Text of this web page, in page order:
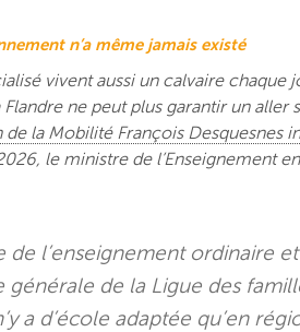
n’a même jamais existé
vivent aussi un calvaire
ne peut plus garantir un
la Mobilité François Desquesnes
le ministre de l’Enseignement
de l’enseignement ordinaire
de la Ligue des
a d’école adaptée qu’en